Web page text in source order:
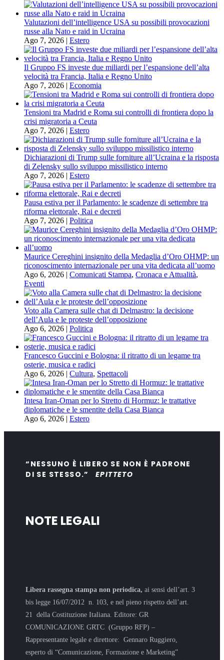
Valutazioni dell’intelligence USA su possibili provocazioni
russe alla Nato e raid in Ucraina
Ago 7, 2026 | Estero
Il Gruppo FS investe due miliardi per l’espansione dell’alta
velocità tra Francia, Italia e Regno Unito
Ago 7, 2026 | Economia
Tensioni tra Madrid e Roma sui controlli di frontiera dopo la
crisi migratoria a Ceuta
Ago 7, 2026 | Estero
Dichiarazioni di Trump sulle forniture all’Ucraina e la risposta
di Zelensky sullo sviluppo missilistico interno
Ago 7, 2026 | Estero
Pausa estiva per il Parlamento: le scadenze di settembre tra
riforma elettorale, Rai e decreti
Ago 7, 2026 | Politica
Maurice Cereghini insignito della Medaglia d’Oro OHMP: un
riconoscimento internazionale per una vita dedicata all’uomo
Ago 6, 2026 | Comunicati Stampa, Cronaca e Attualità,
Eventi
Voto alla Camera sulle chat di Delmastro: la decisione
dell’Aula e le proteste dell’opposizione
Ago 6, 2026 | Politica
Francesco Guccini e Bologna: il ritratto di un legame tra
osterie, musica e radici
Ago 6, 2026 | Cultura, Spettacoli
Intesa Iran-Oman per lo Stretto di Hormuz: le trattative
diplomatiche e le smentite della Casa Bianca
Ago 6, 2026 | Estero
“NESSUNO È LIBERO SE NON È PADRONE
DI SE STESSO.”EPITTETO
NOTE LEGALI
Libera rassegna stampa non periodica,ai sensi dell’art. 3
bis legge 16/07/2012 n. 103, e nel pieno rispetto dell’art.
21 della Costituzione Italiana. Editore: GR
COMUNICAZIONE GRTC (Gruppo RFP) –
Rappresentante legale e direttore: Gennaro Ruggiero,
esperto di “Comunicazione, Formazione e Marketing”